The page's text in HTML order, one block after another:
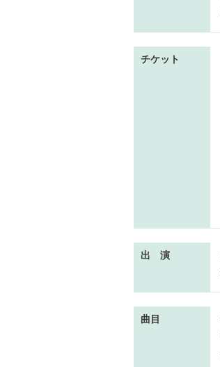
チケット
出 演
曲目